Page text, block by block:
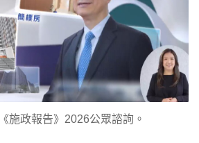
施政報告》2026公眾諮詢。